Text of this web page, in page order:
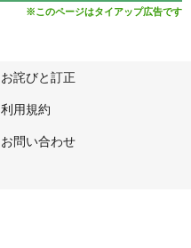
※このページはタイアップ広告です
お詫びと訂正
利用規約
お問い合わせ